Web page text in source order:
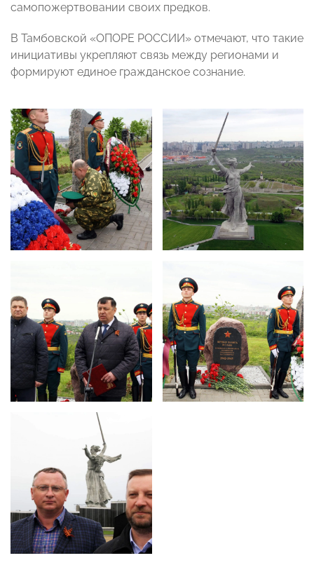
самопожертвовании своих предков.
В Тамбовской «ОПОРЕ РОССИИ» отмечают, что такие
инициативы укрепляют связь между регионами и
формируют единое гражданское сознание.